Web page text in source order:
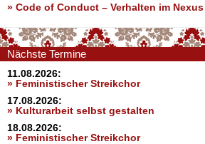
» Code of Conduct – Verhalten im Nexus
Nächste Termine
11.08.2026:
» Feministischer Streikchor
17.08.2026:
» Kulturarbeit selbst gestalten
18.08.2026:
» Feministischer Streikchor